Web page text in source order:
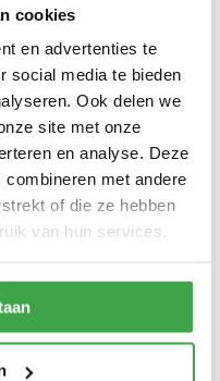
cookies
en advertenties te
social media te bieden
Ook delen we
site met onze
en analyse. Deze
met andere
of die ze hebben
van hun services.
van echt glas
cm
bevestigingsmaterialen
inbegrepen
thuisbezorgd - In